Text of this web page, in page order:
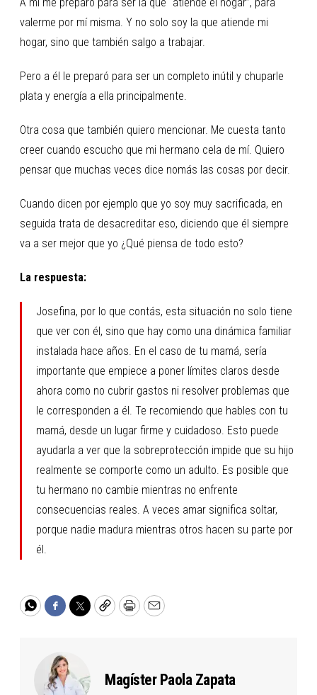
valerme por mí misma. Y no solo soy la que atiende mi
hogar, sino que también salgo a trabajar.
Pero a él le preparó para ser un completo inútil y chuparle
plata y energía a ella principalmente.
Otra cosa que también quiero mencionar. Me cuesta tanto
creer cuando escucho que mi hermano cela de mí. Quiero
pensar que muchas veces dice nomás las cosas por decir.
Cuando dicen por ejemplo que yo soy muy sacrificada, en
seguida trata de desacreditar eso, diciendo que él siempre
va a ser mejor que yo ¿Qué piensa de todo esto?
La respuesta:
Josefina, por lo que contás, esta situación no solo tiene
que ver con él, sino que hay como una dinámica familiar
instalada hace años. En el caso de tu mamá, sería
importante que empiece a poner límites claros desde
ahora como no cubrir gastos ni resolver problemas que
le corresponden a él. Te recomiendo que hables con tu
mamá, desde un lugar firme y cuidadoso. Esto puede
ayudarla a ver que la sobreprotección impide que su hijo
realmente se comporte como un adulto. Es posible que
tu hermano no cambie mientras no enfrente
consecuencias reales. A veces amar significa soltar,
porque nadie madura mientras otros hacen su parte por
él.
WhatsApp
Facebook
TwitterCopyPrintEmail
Magíster Paola Zapata